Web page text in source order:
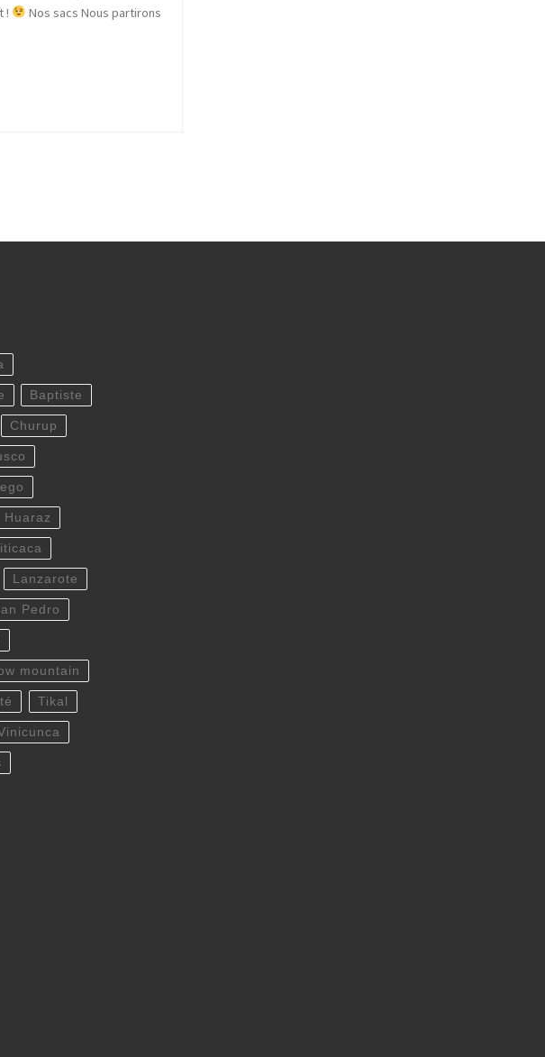
!
Nos sacs Nous partirons
Baptiste
Churup
Huaraz
Lanzarote
Pedro
mountain
Tikal